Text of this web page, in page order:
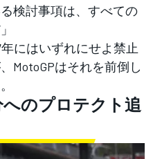
検討事項は、すべての
にはいずれにせよ禁止
MotoGPはそれを前倒し
のプロテクト追